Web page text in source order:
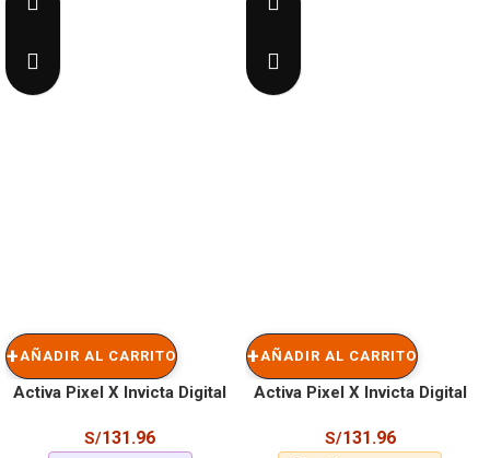
AÑADIR AL CARRITO
Activa Pixel X Invicta Digital
(ACW499-004)
S/131.96
AÑADIR AL CARRITO
Activa Pixel X Invicta Digital
(ACW499-013)
S/131.96